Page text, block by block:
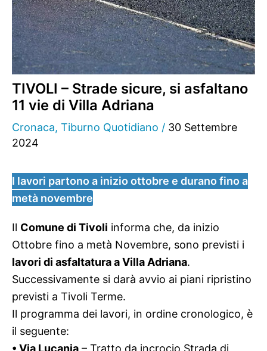
TIVOLI – Strade sicure, si asfaltano
11 vie di Villa Adriana
Cronaca, Tiburno Quotidiano / 30 Settembre
2024
I lavori partono a inizio ottobre e durano fino a
metà novembre
Il Comune di Tivoli informa che, da inizio
Ottobre fino a metà Novembre, sono previsti i
lavori di asfaltatura a Villa Adriana.
Successivamente si darà avvio ai piani ripristino
previsti a Tivoli Terme.
Il programma dei lavori, in ordine cronologico, è
il seguente:
• Via Lucania – Tratto da incrocio Strada di